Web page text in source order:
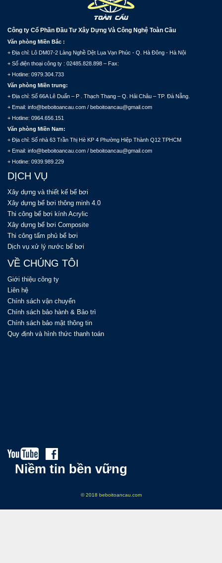
Công ty Cổ Phần Đầu Tư Xây Dựng Và Công Nghệ Toàn Cầu
Văn phòng Miền Bắc :
+ Địa chỉ: Lô DM07-2 Làng Nghề Dệt Lụa Vạn Phúc - Q. Hà Đông - Hà Nội
+ Số điện thoại công ty : 02485.828.898 – Fax:
+ Hotline: 0979.304.733
Văn phòng Miền trung:
+ Địa chỉ: Số 66A Lê Duẩn – P . Thạch Thang – Q. Hải Châu – TP. Đà Nẵng.
+ Email: info@beboitoancau.com / beboitoancau@gmail.com
+ Hotline: 0964.656.151
Văn phòng Miền Nam:
+ Địa chỉ: Số nhà 63 Trần Thị Hè KP 4 Phường Hiệp Thành Q12 TPHCM
+ Email: info@beboitoancau.com / beboitoancau@gmail.com
+ Hotline: 0939.989.229
DỊCH VỤ
Xây dựng và thiết kế bể bơi
Xây dựng bể bơi thông minh 4.0
Thi công bể bơi kính Acrylic
Xây dựng bể bơi Composite
Thi công tấm phủ bể bơi
Dịch vụ xử lý nước bể bơi
VỀ CHÚNG TÔI
Giới thiệu công ty
Liên hệ
Chính sách vận chuyển
Chính sách bảo hành & Bảo trì
Chính sách bảo mật thông tin
Quy định và hình thức thanh toán
Niềm tin bền vững
© 2018 beboitoancau.com